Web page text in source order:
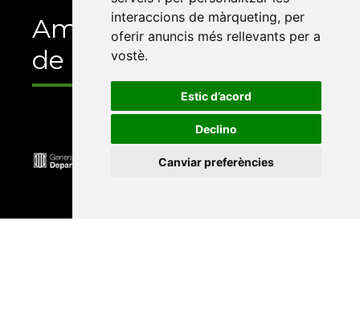
interaccions de màrqueting, per
oferir anuncis més rellevants per a
vostè.
Estic d’acord
Declino
Canviar preferències
Amb el suport
de